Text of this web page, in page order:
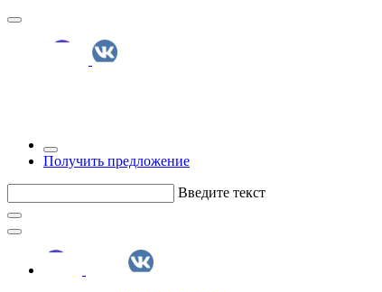
Получить предложение
Введите текст